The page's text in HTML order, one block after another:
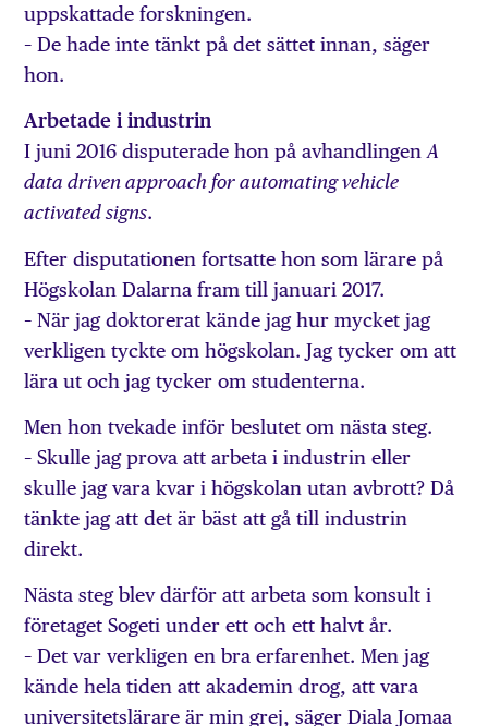
uppskattade forskningen.
– De hade inte tänkt på det sättet innan, säger
hon.
Arbetade i industrin
I juni 2016 disputerade hon på avhandlingenA
data driven approach for automating vehicle
activated signs.
Efter disputationen fortsatte hon som lärare på
Högskolan Dalarna fram till januari 2017.
– När jag doktorerat kände jag hur mycket jag
verkligen tyckte om högskolan. Jag tycker om att
lära ut och jag tycker om studenterna.
Men hon tvekade inför beslutet om nästa steg.
– Skulle jag prova att arbeta i industrin eller
skulle jag vara kvar i högskolan utan avbrott? Då
tänkte jag att det är bäst att gå till industrin
direkt.
Nästa steg blev därför att arbeta som konsult i
företaget Sogeti under ett och ett halvt år.
– Det var verkligen en bra erfarenhet. Men jag
kände hela tiden att akademin drog, att vara
universitetslärare är min grej, säger Diala Jomaa